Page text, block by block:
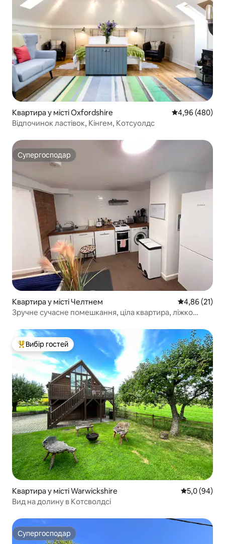
Квартира у місті Oxfordshire Середня
4,96 (480)
Відпочинок ластівок, Кінгем, Котсуолдс
Супергосподар
Супергосподар
Квартира у місті Челтнем Середня
4,86 (21)
Зручне сучасне помешкання, ціла квартира, ліжко
Топ вибір гостей
Вибір гостей
Квартира у місті Warwickshire Середня
5,0 (94)
Вид на долину в Котсволдсі
Супергосподар
Супергосподар